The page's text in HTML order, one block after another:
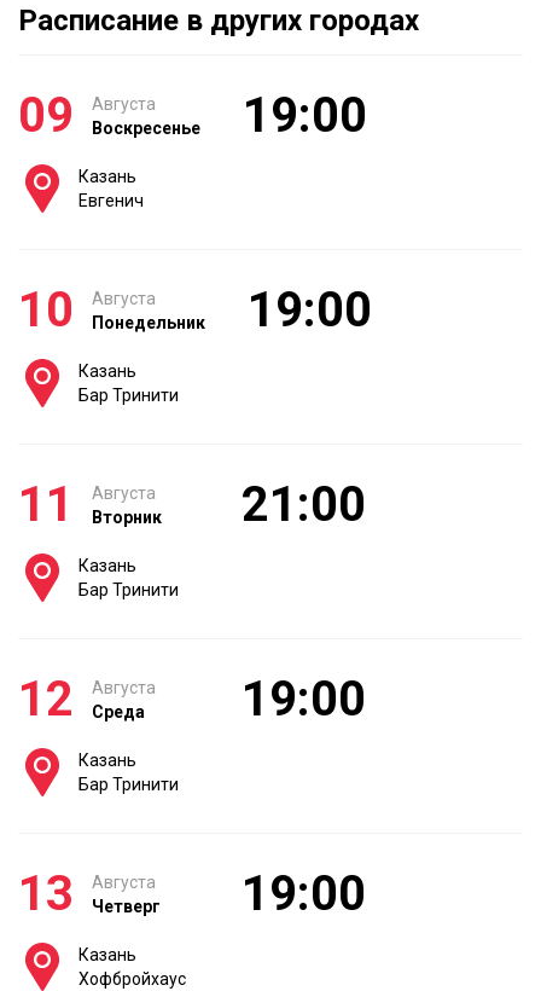
Расписание в других городах
09
Августа
Воскресенье
19:00
Казань
Евгенич
10
Августа
Понедельник
19:00
Казань
Бар Тринити
11
Августа
Вторник
21:00
Казань
Бар Тринити
12
Августа
Среда
19:00
Казань
Бар Тринити
13
Августа
Четверг
19:00
Казань
Хофбройхаус